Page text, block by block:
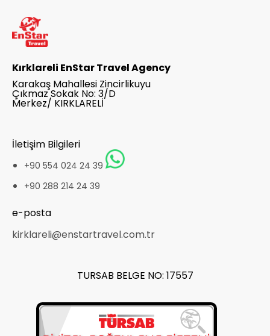
Kırklareli EnStar Travel Agency
Karakaş Mahallesi Zincirlikuyu
Çıkmaz Sokak No: 3/D
Merkez/ KIRKLARELİ
İletişim Bilgileri
+90 554 024 24 39
+90 288 214 24 39
e-posta
kirklareli@enstartravel.com.tr
TURSAB BELGE NO: 17557